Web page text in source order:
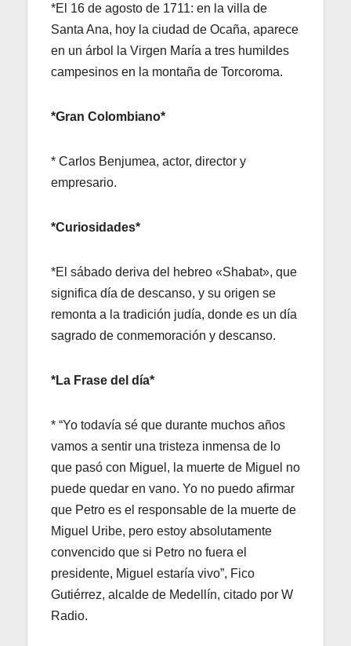
*El 16 de agosto de 1711: en la villa de
Santa Ana, hoy la ciudad de Ocaña, aparece
en un árbol la Virgen María a tres humildes
campesinos en la montaña de Torcoroma.
*Gran Colombiano*
* Carlos Benjumea, actor, director y
empresario.
*Curiosidades*
*El sábado deriva del hebreo «Shabat», que
significa día de descanso, y su origen se
remonta a la tradición judía, donde es un día
sagrado de conmemoración y descanso.
*La Frase del día*
* “Yo todavía sé que durante muchos años
vamos a sentir una tristeza inmensa de lo
que pasó con Miguel, la muerte de Miguel no
puede quedar en vano. Yo no puedo afirmar
que Petro es el responsable de la muerte de
Miguel Uribe, pero estoy absolutamente
convencido que si Petro no fuera el
presidente, Miguel estaría vivo”, Fico
Gutiérrez, alcalde de Medellín, citado por W
Radio.